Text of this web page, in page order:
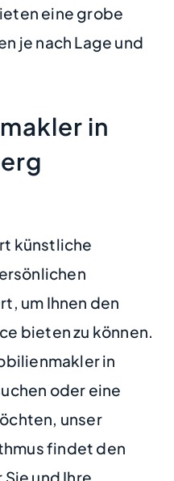
eine grobe
je nach Lage und
in
künstliche
um Ihnen den
bieten zu können.
in
oder eine
unser
findet den
und Ihre